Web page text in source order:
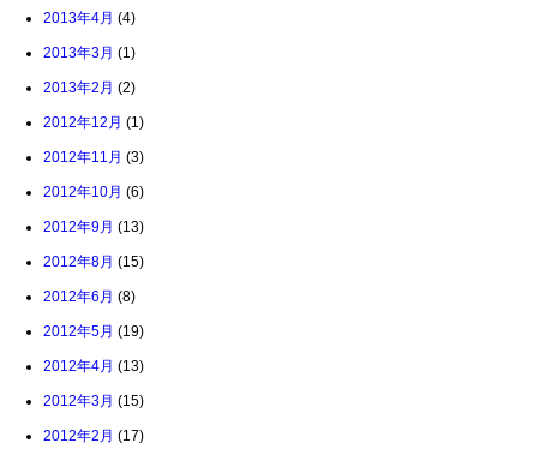
2013年4月 (4)
2013年3月 (1)
2013年2月 (2)
2012年12月 (1)
2012年11月 (3)
2012年10月 (6)
2012年9月 (13)
2012年8月 (15)
2012年6月 (8)
2012年5月 (19)
2012年4月 (13)
2012年3月 (15)
2012年2月 (17)